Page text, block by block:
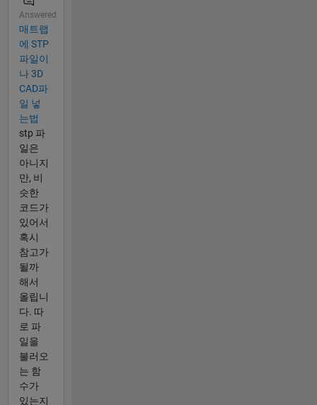
Answered
매트랩
에 STP
파일이
나 3D
CAD파
일 넣
는법
stp 파
일은
아니지
만, 비
슷한
코드가
있어서
혹시
참고가
될까
해서
올립니
다. 따
로 파
일을
불러오
는 함
수가
있는지